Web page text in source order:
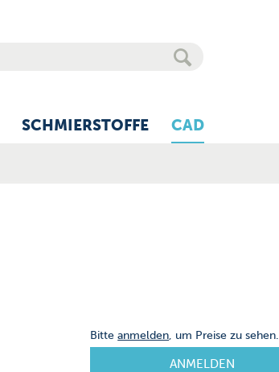
SCHMIERSTOFFE CAD
Bitteanmelden, um Preise zu sehen.
ANMELDEN